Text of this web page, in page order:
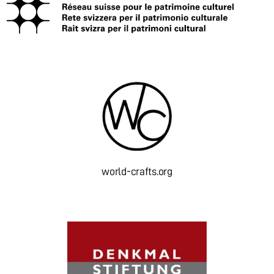
world-crafts.org